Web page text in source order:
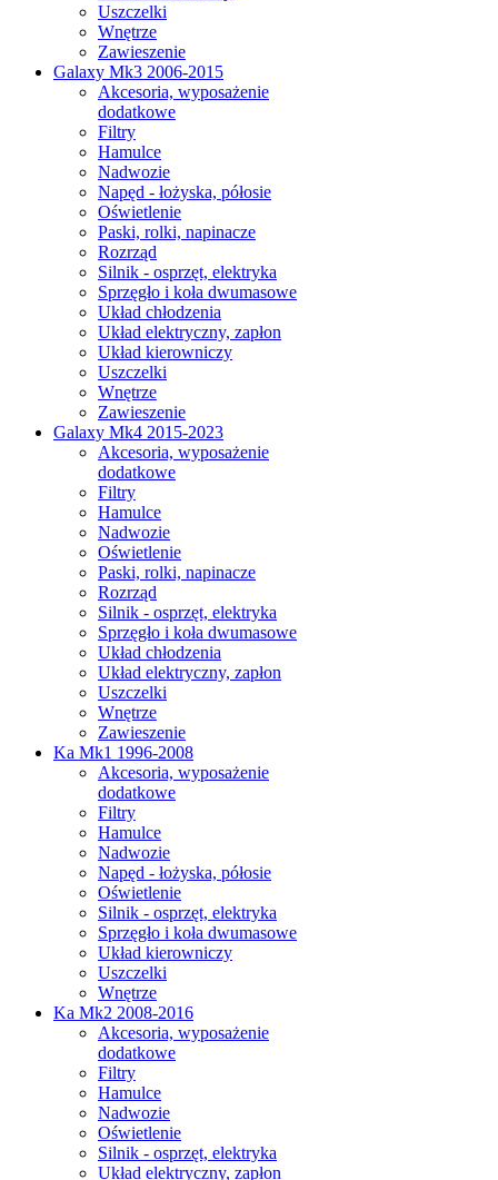
Uszczelki
Wnętrze
Zawieszenie
Galaxy Mk3 2006-2015
Akcesoria, wyposażenie
dodatkowe
Filtry
Hamulce
Nadwozie
Napęd - łożyska, półosie
Oświetlenie
Paski, rolki, napinacze
Rozrząd
Silnik - osprzęt, elektryka
Sprzęgło i koła dwumasowe
Układ chłodzenia
Układ elektryczny, zapłon
Układ kierowniczy
Uszczelki
Wnętrze
Zawieszenie
Galaxy Mk4 2015-2023
Akcesoria, wyposażenie
dodatkowe
Filtry
Hamulce
Nadwozie
Oświetlenie
Paski, rolki, napinacze
Rozrząd
Silnik - osprzęt, elektryka
Sprzęgło i koła dwumasowe
Układ chłodzenia
Układ elektryczny, zapłon
Uszczelki
Wnętrze
Zawieszenie
Ka Mk1 1996-2008
Akcesoria, wyposażenie
dodatkowe
Filtry
Hamulce
Nadwozie
Napęd - łożyska, półosie
Oświetlenie
Silnik - osprzęt, elektryka
Sprzęgło i koła dwumasowe
Układ kierowniczy
Uszczelki
Wnętrze
Ka Mk2 2008-2016
Akcesoria, wyposażenie
dodatkowe
Filtry
Hamulce
Nadwozie
Oświetlenie
Silnik - osprzęt, elektryka
Układ elektryczny, zapłon